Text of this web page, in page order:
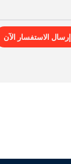
إرسال الاستفسار الآن